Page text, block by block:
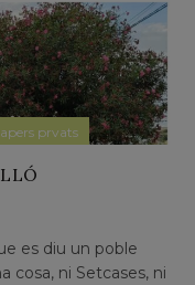
prvats
es diu un poble
cosa, ni Setcases, ni